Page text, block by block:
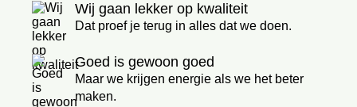
Wij gaan lekker op kwaliteit
Dat proef je terug in alles dat we doen.
Goed is gewoon goed
Maar we krijgen energie als we het beter
maken.